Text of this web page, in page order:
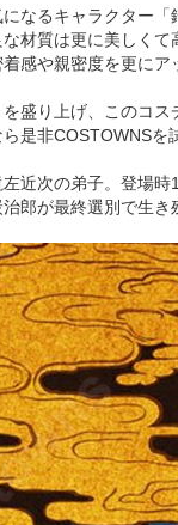
なるキャラクター「
材質は更に美しくて
感や親密度を更に
盛り上げ、このコス
是非COSTOWNSを
近次の弟子。登場
郎が最終選別で生き